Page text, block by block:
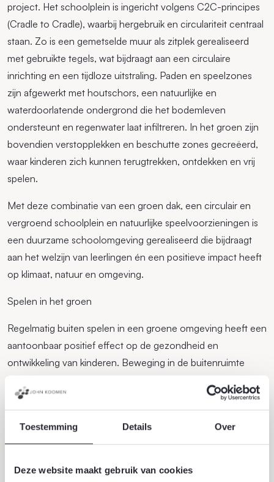
Toestemming Details Over
Deze website maakt gebruik van cookies
project. Het schoolplein is ingericht volgens C2C-principes
(Cradle to Cradle), waarbij hergebruik en circulariteit centraal
staan. Zo is een gemetselde muur als zitplek gerealiseerd
met gebruikte tegels, wat bijdraagt aan een circulaire
inrichting en een tijdloze uitstraling. Paden en speelzones
zijn afgewerkt met houtschors, een natuurlijke en
waterdoorlatende ondergrond die het bodemleven
ondersteunt en regenwater laat infiltreren. In het groen zijn
bovendien verstopplekken en beschutte zones gecreëerd,
waar kinderen zich kunnen terugtrekken, ontdekken en vrij
spelen.
Met deze combinatie van een groen dak, een circulair en
vergroend schoolplein en natuurlijke speelvoorzieningen is
een duurzame schoolomgeving gerealiseerd die bijdraagt
aan het welzijn van leerlingen én een positieve impact heeft
op klimaat, natuur en omgeving.
Spelen in het groen
Regelmatig buiten spelen in een groene omgeving heeft een
aantoonbaar positief effect op de gezondheid en
ontwikkeling van kinderen. Beweging in de buitenruimte
helpt bij het voorkomen van overgewicht en stimuleert een
actieve leefstijl. Daarnaast draagt spelen in het groen bij aan
betere concentratie, minder prikkels en meer rust, wat een
positief effect heeft op het leervermogen in de klas. Door
het schoolplein in te richten als groene speel- en
leeromgeving wordt buitenspelen een vanzelfsprekend